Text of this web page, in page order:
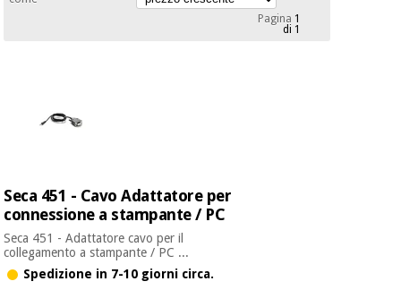
Fisaude
Tech
Academy
mediche
Mobili
Armadi
terapeutici
Materiale
essenziale
per la
Outlet
Mobili
clinici
Pagina 1
di 1
Seca 451 - Cavo Adattatore per
connessione a stampante / PC
Seca 451 - Adattatore cavo per il
collegamento a stampante / PC ...
Spedizione in 7-10 giorni circa.